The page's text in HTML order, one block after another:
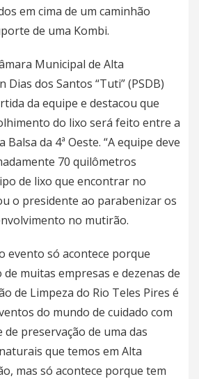
em cima de um caminhão
de uma Kombi.
Municipal de Alta
Dias dos Santos “Tuti” (PSDB)
da equipe e destacou que
do lixo será feito entre a
Balsa da 4ª Oeste. “A equipe deve
70 quilômetros
de lixo que encontrar no
o presidente ao parabenizar os
no mutirão.
evento só acontece porque
muitas empresas e dezenas de
de Limpeza do Rio Teles Pires é
do mundo de cuidado com
preservação de uma das
que temos em Alta
mas só acontece porque tem